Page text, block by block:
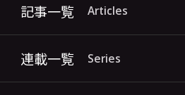
記事一覧 Articles
連載一覧 Series